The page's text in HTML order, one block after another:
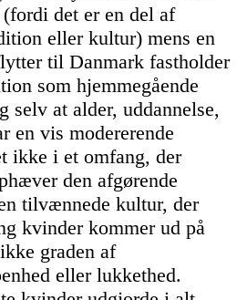
det er en del af
eller kultur) mens en
til Danmark fastholder
som hjemmegående
selv at alder, uddannelse,
en vis modererende
ikke i et omfang, der
den afgørende
tilvænnede kultur, der
kvinder kommer ud på
graden af
eller lukkethed.